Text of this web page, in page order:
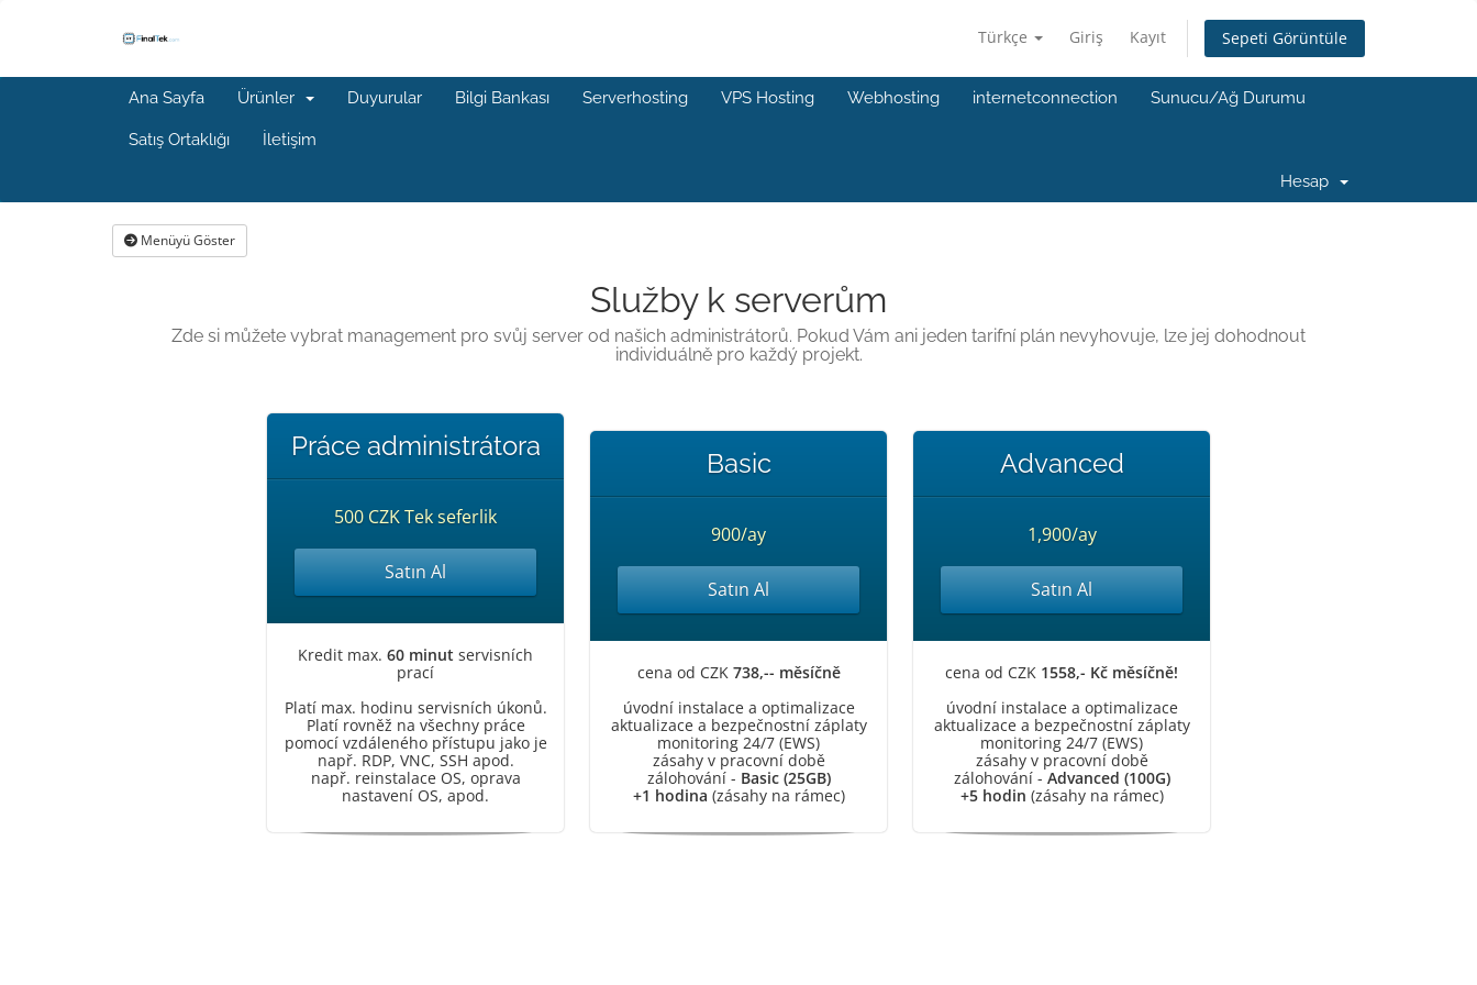
Türkçe Giriş Kayıt Sepeti Görüntüle
Ana Sayfa Ürünler Duyurular Bilgi Bankası Serverhosting VPS Hosting Webhosting internetconnection Sunucu/Ağ Durumu
Satış Ortaklığı İletişim
Hesap
Menüyü Göster
Služby k serverům
Zde si můžete vybrat management pro svůj server od našich administrátorů. Pokud Vám ani jeden tarifní plán nevyhovuje, lze jej dohodnout
individuálně pro každý projekt.
Práce administrátora
500 CZK Tek seferlik
Satın Al
Kredit max. 60 minut servisních
prací
Platí max. hodinu servisních úkonů.
Platí rovněž na všechny práce
pomocí vzdáleného přístupu jako je
např. RDP, VNC, SSH apod.
např. reinstalace OS, oprava
nastavení OS, apod.
Basic
900/ay
Satın Al
cena od CZK 738,-- měsíčně
úvodní instalace a optimalizace
aktualizace a bezpečnostní záplaty
monitoring 24/7 (EWS)
zásahy v pracovní době
zálohování - Basic (25GB)
+1 hodina (zásahy na rámec)
Advanced
1,900/ay
Satın Al
cena od CZK 1558,- Kč měsíčně!
úvodní instalace a optimalizace
aktualizace a bezpečnostní záplaty
monitoring 24/7 (EWS)
zásahy v pracovní době
zálohování - Advanced (100G)
+5 hodin (zásahy na rámec)